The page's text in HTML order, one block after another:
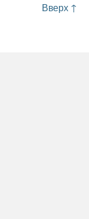
Вверх ↑